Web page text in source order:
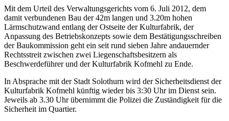
Mit dem Urteil des Verwaltungsgerichts vom 6. Juli 2012, dem
damit verbundenen Bau der 42m langen und 3.20m hohen
Lärmschutzwand entlang der Ostseite der Kulturfabrik, der
Anpassung des Betriebskonzepts sowie dem Bestätigungsschreiben
der Baukommission geht ein seit rund sieben Jahre andauernder
Rechtsstreit zwischen zwei Liegenschaftsbesitzern als
Beschwerdeführer und der Kulturfabrik Kofmehl zu Ende.
In Absprache mit der Stadt Solothurn wird der Sicherheitsdienst der
Kulturfabrik Kofmehl künftig wieder bis 3:30 Uhr im Dienst sein.
Jeweils ab 3.30 Uhr übernimmt die Polizei die Zuständigkeit für die
Sicherheit im Quartier.